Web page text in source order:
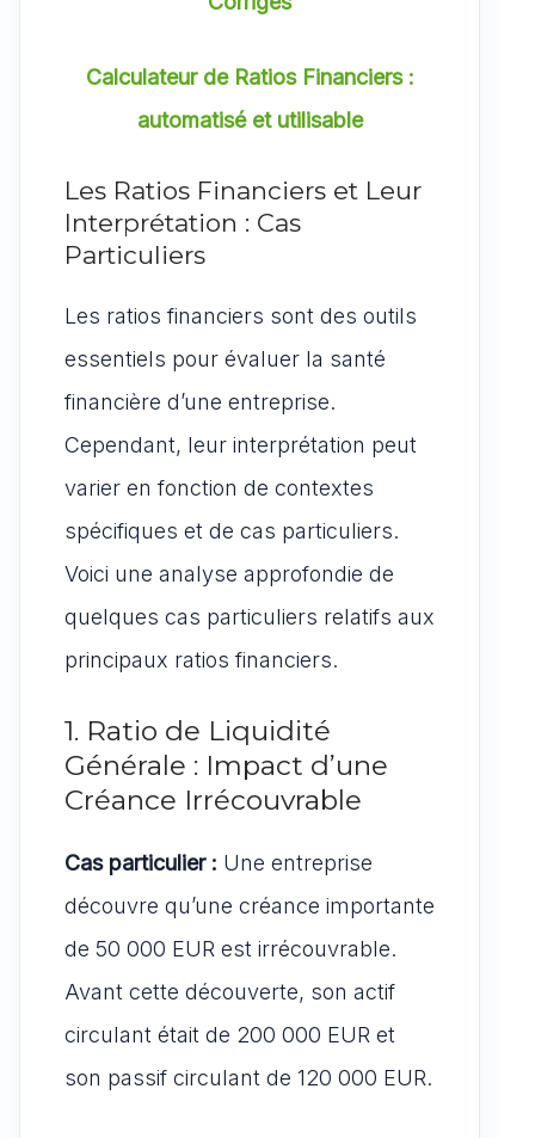
Calculateur de Ratios Financiers :
automatisé et utilisable
Les Ratios Financiers et Leur
Interprétation : Cas
Particuliers
Les ratios financiers sont des outils
essentiels pour évaluer la santé
financière d’une entreprise.
Cependant, leur interprétation peut
varier en fonction de contextes
spécifiques et de cas particuliers.
Voici une analyse approfondie de
quelques cas particuliers relatifs aux
principaux ratios financiers.
1. Ratio de Liquidité
Générale : Impact d’une
Créance Irrécouvrable
Cas particulier : Une entreprise
découvre qu’une créance importante
de 50 000 EUR est irrécouvrable.
Avant cette découverte, son actif
circulant était de 200 000 EUR et
son passif circulant de 120 000 EUR.